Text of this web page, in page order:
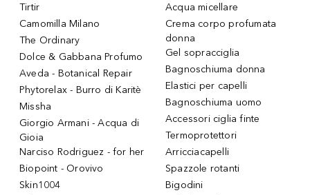
Tirtir
Camomilla Milano
The Ordinary
Dolce & Gabbana Profumo
Aveda - Botanical Repair
Phytorelax - Burro di Karitè
Missha
Giorgio Armani - Acqua di
Gioia
Narciso Rodriguez - for her
Biopoint - Orovivo
Skin1004
Acqua micellare
Crema corpo profumata
donna
Gel sopracciglia
Bagnoschiuma donna
Elastici per capelli
Bagnoschiuma uomo
Accessori ciglia finte
Termoprotettori
Arricciacapelli
Spazzole rotanti
Bigodini